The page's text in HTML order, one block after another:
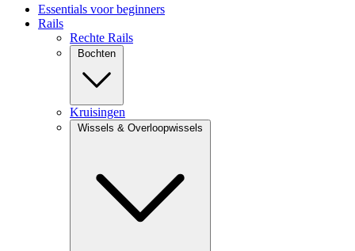
Essentials voor beginners
Rails
Rechte Rails
Bochten
Kruisingen
Wissels & Overloopwissels